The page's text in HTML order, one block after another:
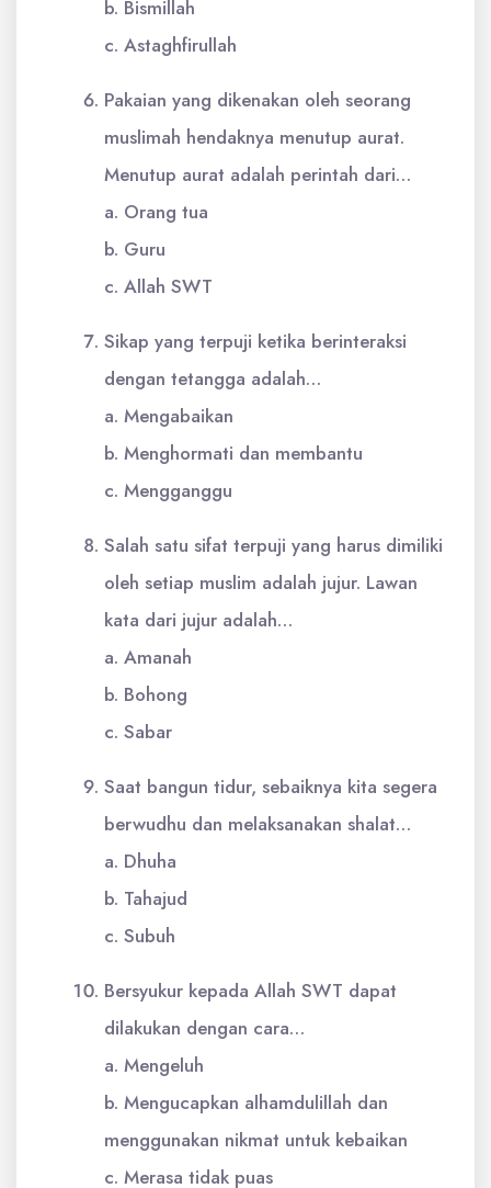
b. Bismillah
c. Astaghfirullah
Pakaian yang dikenakan oleh seorang
muslimah hendaknya menutup aurat.
Menutup aurat adalah perintah dari…
a. Orang tua
b. Guru
c. Allah SWT
Sikap yang terpuji ketika berinteraksi
dengan tetangga adalah…
a. Mengabaikan
b. Menghormati dan membantu
c. Mengganggu
Salah satu sifat terpuji yang harus dimiliki
oleh setiap muslim adalah jujur. Lawan
kata dari jujur adalah…
a. Amanah
b. Bohong
c. Sabar
Saat bangun tidur, sebaiknya kita segera
berwudhu dan melaksanakan shalat…
a. Dhuha
b. Tahajud
c. Subuh
Bersyukur kepada Allah SWT dapat
dilakukan dengan cara…
a. Mengeluh
b. Mengucapkan alhamdulillah dan
menggunakan nikmat untuk kebaikan
c. Merasa tidak puas